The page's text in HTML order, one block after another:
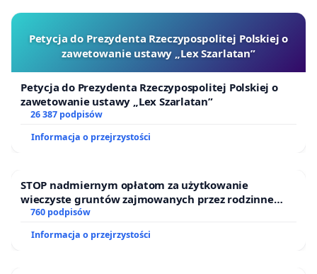
Petycja do Prezydenta Rzeczypospolitej Polskiej o
zawetowanie ustawy „Lex Szarlatan”
Petycja do Prezydenta Rzeczypospolitej Polskiej o
zawetowanie ustawy „Lex Szarlatan”
26 387 podpisów
Informacja o przejrzystości
STOP nadmiernym opłatom za użytkowanie
wieczyste gruntów zajmowanych przez rodzinne
ogrody działkowe.
760 podpisów
Informacja o przejrzystości